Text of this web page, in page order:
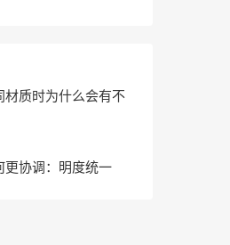
材质时为什么会有不
更协调：明度统一